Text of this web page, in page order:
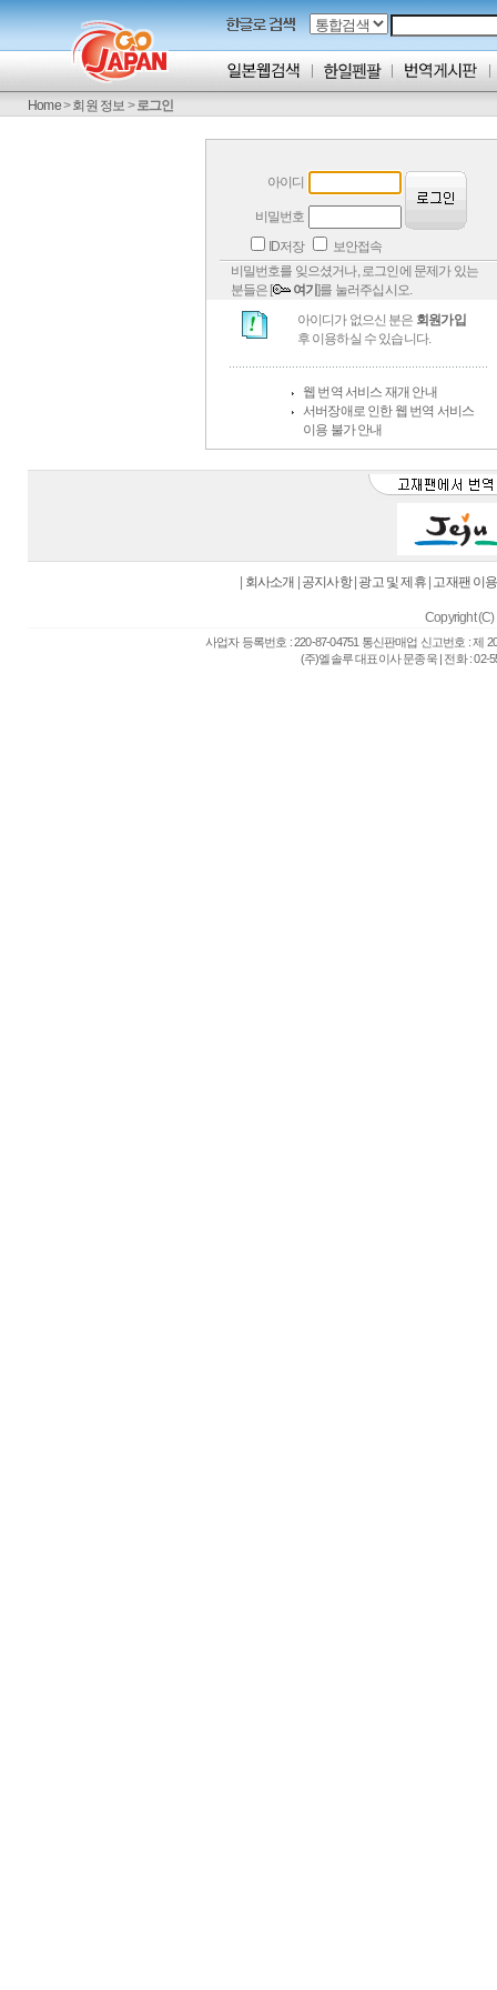
Home>회원 정보 >로그인
아이디
비밀번호
ID저장
보안접속
비밀번호를 잊으셨거나, 로그인에 문제가 있는
분들은 [
여기]를 눌러주십시오.
아이디가 없으신 분은 회원가입
후 이용하실 수 있습니다.
웹 번역 서비스 재개 안내
서버장애로 인한 웹 번역 서비스
이용 불가 안내
회사소개 공지사항| 광고 및 제휴| 고재팬 이
Copyright (C)
사업자 등록번호 : 220-87-04751 통신판매업 신고번호 : 제
(주)엘솔루 대표이사 문종욱 | 전화 : 02-